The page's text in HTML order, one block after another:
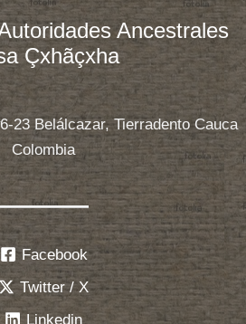
Ancestrales
Çxhãçxha
23 Belálcazar, Tierradento Cauca
Colombia
Facebook
Twitter / X
Linkedin